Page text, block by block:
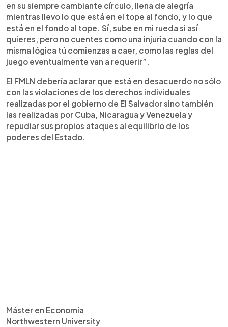
en su siempre cambiante círculo, llena de alegría
mientras llevo lo que está en el tope al fondo, y lo que
está en el fondo al tope. Sí, sube en mi rueda si así
quieres, pero no cuentes como una injuria cuando con la
misma lógica tú comienzas a caer, como las reglas del
juego eventualmente van a requerir”.
El FMLN debería aclarar que está en desacuerdo no sólo
con las violaciones de los derechos individuales
realizadas por el gobierno de El Salvador sino también
las realizadas por Cuba, Nicaragua y Venezuela y
repudiar sus propios ataques al equilibrio de los
poderes del Estado.
Máster en Economía
Northwestern University